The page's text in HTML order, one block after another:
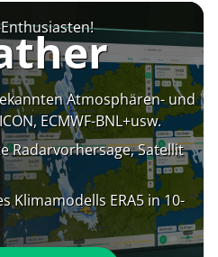
Atmosphären- und
ECMWF-BNL+usw.
Radarvorhersage, Satellit
Klimamodells ERA5 in 10-